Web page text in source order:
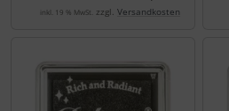
inkl. 19 % MwSt. zzgl. Versandkosten